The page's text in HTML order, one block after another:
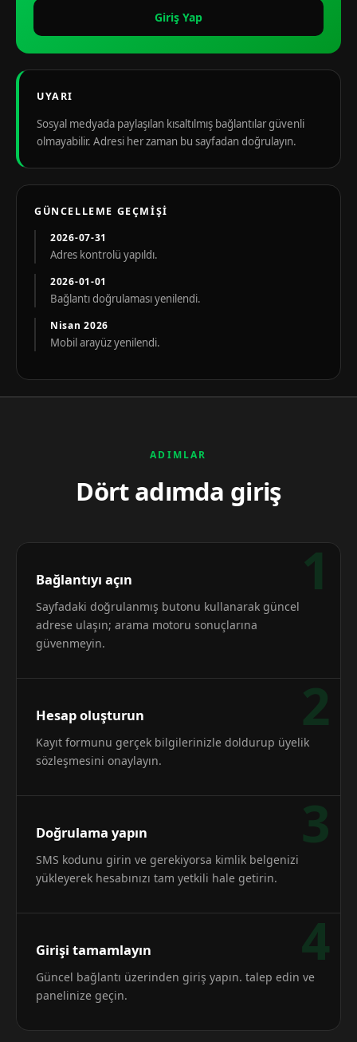
Giriş Yap
UYARI
Sosyal medyada paylaşılan kısaltılmış bağlantılar güvenli
olmayabilir. Adresi her zaman bu sayfadan doğrulayın.
GÜNCELLEME GEÇMIŞI
2026-07-31
Adres kontrolü yapıldı.
2026-01-01
Bağlantı doğrulaması yenilendi.
Nisan 2026
Mobil arayüz yenilendi.
ADIMLAR
Dört adımda giriş
1
Bağlantıyı açın
Sayfadaki doğrulanmış butonu kullanarak güncel
adrese ulaşın; arama motoru sonuçlarına
güvenmeyin.
2
Hesap oluşturun
Kayıt formunu gerçek bilgilerinizle doldurup üyelik
sözleşmesini onaylayın.
3
Doğrulama yapın
SMS kodunu girin ve gerekiyorsa kimlik belgenizi
yükleyerek hesabınızı tam yetkili hale getirin.
4
Girişi tamamlayın
Güncel bağlantı üzerinden giriş yapın. talep edin ve
panelinize geçin.